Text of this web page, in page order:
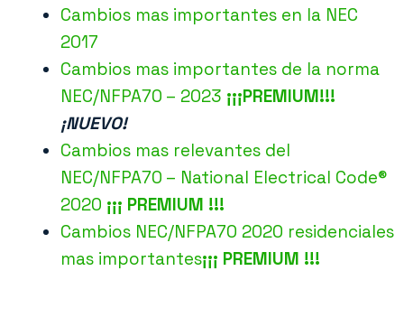
Cambios mas importantes en la NEC
2017
Cambios mas importantes de la norma
NEC/NFPA70 – 2023 ¡¡¡PREMIUM!!!
¡NUEVO!
Cambios mas relevantes del
NEC/NFPA70 – National Electrical Code®
2020 ¡¡¡ PREMIUM !!!
Cambios NEC/NFPA70 2020 residenciales
mas importantes¡¡¡ PREMIUM !!!